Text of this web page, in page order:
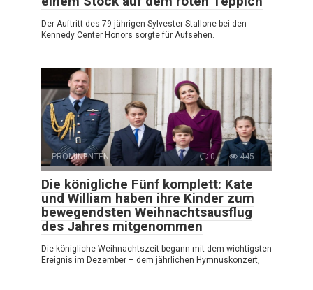
Der Auftritt des 79-jährigen Sylvester Stallone bei den
Kennedy Center Honors sorgte für Aufsehen.
PROMINENTEN 0 445
Die königliche Fünf komplett: Kate
und William haben ihre Kinder zum
bewegendsten Weihnachtsausflug
des Jahres mitgenommen
Die königliche Weihnachtszeit begann mit dem wichtigsten
Ereignis im Dezember – dem jährlichen Hymnuskonzert,